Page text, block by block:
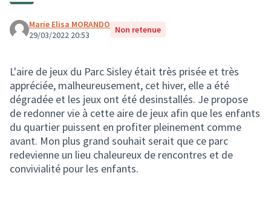
Marie Elisa MORANDO
29/03/2022 20:53
Non retenue
L'aire de jeux du Parc Sisley était très prisée et très
appréciée, malheureusement, cet hiver, elle a été
dégradée et les jeux ont été desinstallés. Je propose
de redonner vie à cette aire de jeux afin que les enfants
du quartier puissent en profiter pleinement comme
avant. Mon plus grand souhait serait que ce parc
redevienne un lieu chaleureux de rencontres et de
convivialité pour les enfants.